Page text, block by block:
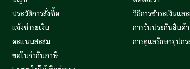
ประวัติการสั่งซื้อ
แจ้งชำระเงิน
คะแนนสะสม
ขอใบกำกับภาษี
วิธีการชำระเงินและ
การรับประกันสินค้า
การดูแลรักษาอุปก